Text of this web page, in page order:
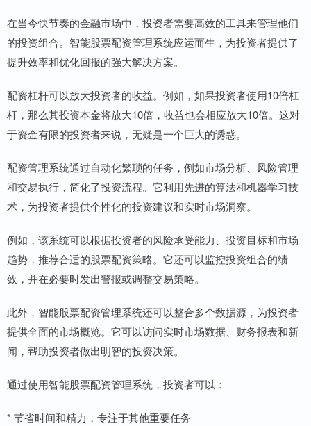
在当今快节奏的金融市场中，投资者需要高效的工具来管理他们
的投资组合。智能股票配资管理系统应运而生，为投资者提供了
提升效率和优化回报的强大解决方案。
配资杠杆可以放大投资者的收益。例如，如果投资者使用10倍杠
杆，那么其投资本金将放大10倍，收益也会相应放大10倍。这对
于资金有限的投资者来说，无疑是一个巨大的诱惑。
配资管理系统通过自动化繁琐的任务，例如市场分析、风险管理
和交易执行，简化了投资流程。它利用先进的算法和机器学习技
术，为投资者提供个性化的投资建议和实时市场洞察。
例如，该系统可以根据投资者的风险承受能力、投资目标和市场
趋势，推荐合适的股票配资策略。它还可以监控投资组合的绩
效，并在必要时发出警报或调整交易策略。
此外，智能股票配资管理系统还可以整合多个数据源，为投资者
提供全面的市场概览。它可以访问实时市场数据、财务报表和新
闻，帮助投资者做出明智的投资决策。
通过使用智能股票配资管理系统，投资者可以：
* 节省时间和精力，专注于其他重要任务